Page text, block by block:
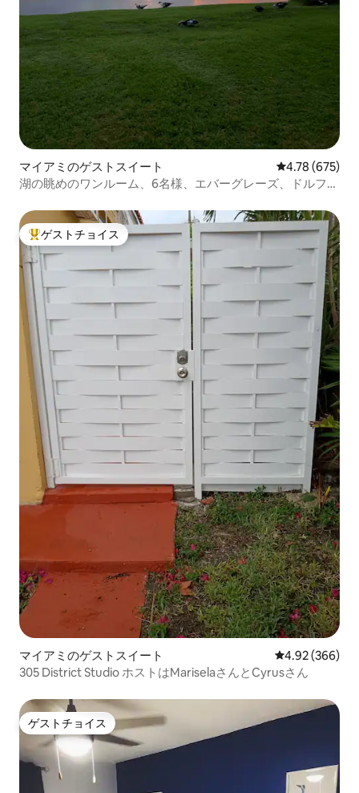
マイアミのゲストスイート レビュー675
4.78 (675)
湖の眺めのワンルーム、6名様、エバーグレーズ、ドルフィ
大好評のゲストチョイスです。
ゲストチョイス
マイアミのゲストスイート レビュー366
4.92 (366)
305 District Studio ホストはMariselaさんとCyrusさん
ゲストチョイス
ゲストチョイス